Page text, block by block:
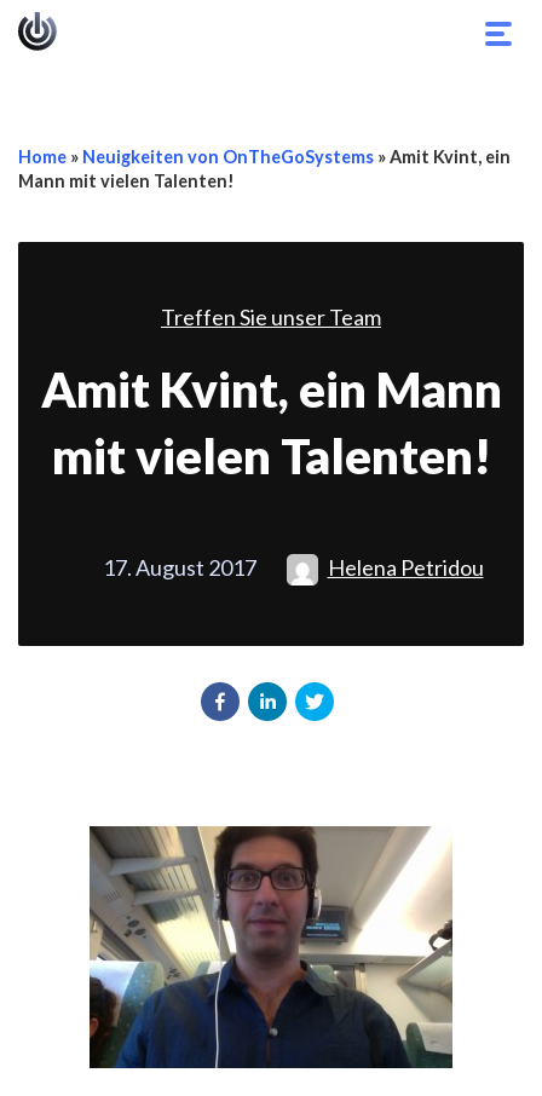
Home » Neuigkeiten von OnTheGoSystems »Amit Kvint, ein
Mann mit vielen Talenten!
Treffen Sie unser Team
Amit Kvint, ein Mann
mit vielen Talenten!
17. August 2017 Helena Petridou